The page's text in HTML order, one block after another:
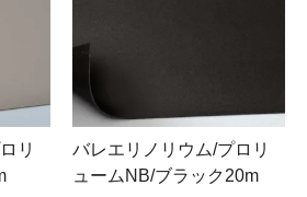
リ
バレエリノリウム/プロリ
ュームNB/ブラック20m